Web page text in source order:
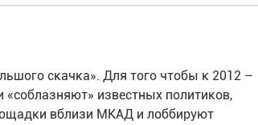
скачка». Для того чтобы к 2012 –
известных политиков,
вблизи МКАД и лоббируют